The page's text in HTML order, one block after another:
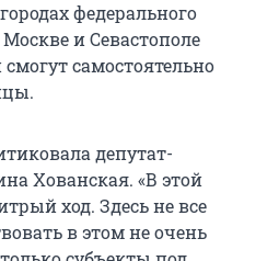
федерального
и Севастополе
самостоятельно
депутат-
Хованская. «В этой
ход. Здесь не все
в этом не очень